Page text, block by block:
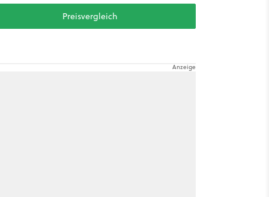
Preisvergleich